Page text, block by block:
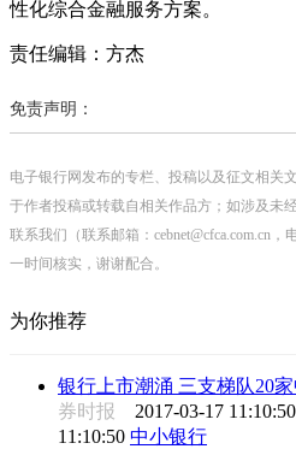
性化综合金融服务方案。
责任编辑：方杰
免责声明：
电子银行网发布的专栏、投稿以及征文相关
于作者投稿或转载自相关作品方；如涉及未
联系我们（联系邮箱：cebnet@cfca.com.cn，
一时间核实，谢谢配合。
为你推荐
银行上市潮涌 三支梯队20
券时报 2017-03-17 11:10:50
11:10:50 中小银行